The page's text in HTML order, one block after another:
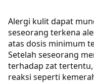
Alergi kulit dapat
seseorang terkena
atas dosis minimum
Setelah seseorang
terhadap zat
reaksi seperti